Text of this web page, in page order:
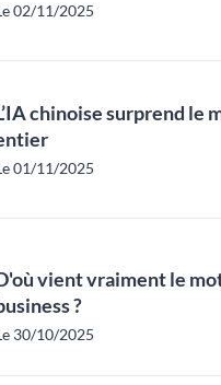
02/11/2025
chinoise surprend le
01/11/2025
vient vraiment le
?
30/10/2025